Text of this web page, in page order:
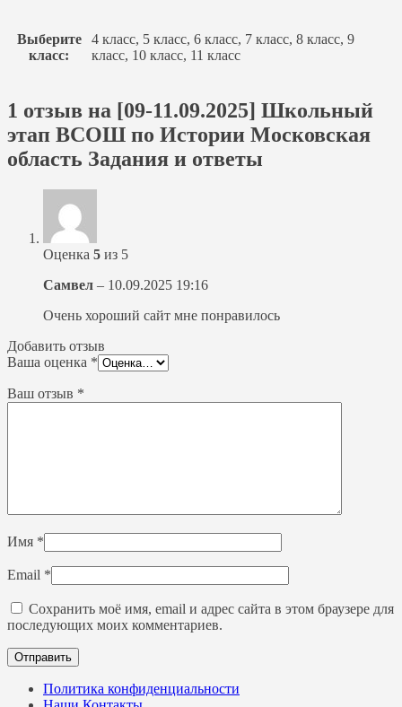
Выберите
класс:
4 класс, 5 класс, 6 класс, 7 класс, 8 класс, 9
класс, 10 класс, 11 класс
1 отзыв на [09-11.09.2025] Школьный
этап ВСОШ по Истории Московская
область Задания и ответы
Оценка 5 из 5
Самвел – 10.09.2025 19:16
Очень хороший сайт мне понравилось
Добавить отзыв
Ваша оценка *
Ваш отзыв *
Имя *
Email *
Сохранить моё имя, email и адрес сайта в этом браузере для
последующих моих комментариев.
Политика конфиденциальности